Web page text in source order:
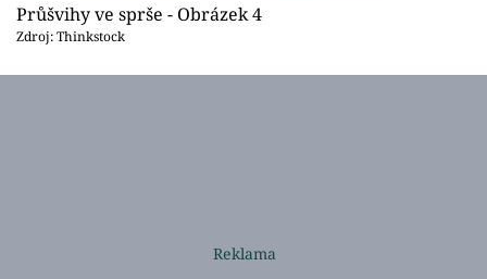
Průšvihy ve sprše - Obrázek 4
Zdroj: Thinkstock